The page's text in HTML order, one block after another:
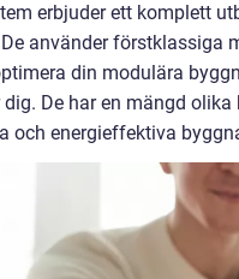
erbjuder ett komplett
använder förstklassiga
din modulära
De har en mängd
och energieffektiva